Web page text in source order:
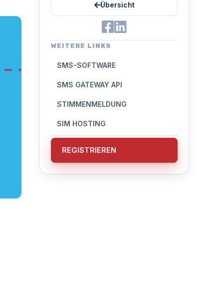
Übersicht
WEITERE LINKS
SMS-SOFTWARE
SMS GATEWAY API
STIMMENMELDUNG
SIM HOSTING
REGISTRIEREN